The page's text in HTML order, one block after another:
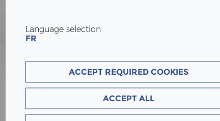
Language selection
FR
ACCEPT REQUIRED COOKIES
ACCEPT ALL